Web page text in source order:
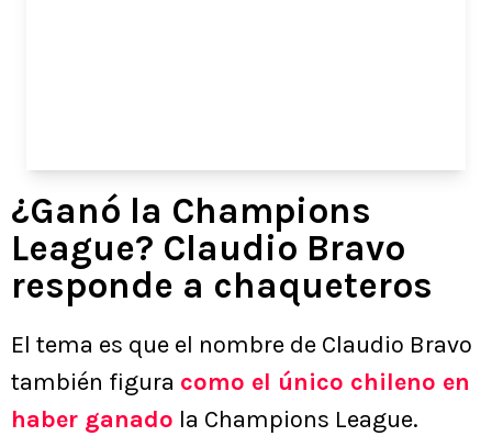
¿Ganó la Champions
League? Claudio Bravo
responde a chaqueteros
El tema es que el nombre de Claudio Bravo
también figura como el único chileno en
haber ganado la Champions League.